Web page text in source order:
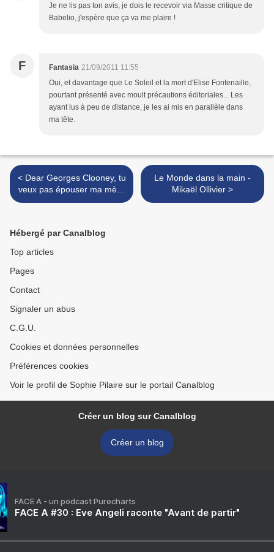
Je ne lis pas ton avis, je dois le recevoir via Masse critique de
Babelio, j'espère que ça va me plaire !
F Fantasia 21/09/2011 11:55
Oui, et davantage que Le Soleil et la mort d'Elise Fontenaille,
pourtant présenté avec moult précautions éditoriales... Les
ayant lus à peu de distance, je les ai mis en parallèle dans
ma tête.
< Dear Georges Clooney, tu
veux pas épouser ma mère
? - Susin Nielsen
Le Monde dans la main -
Mikaël Ollivier >
Hébergé par Canalblog
Top articles
Pages
Contact
Signaler un abus
C.G.U.
Cookies et données personnelles
Préférences cookies
Voir le profil de Sophie Pilaire sur le portail Canalblog
Créer un blog sur Canalblog
Créer un blog
FACE A - un podcast Purecharts
FACE A #30 : Eve Angeli raconte "Avant de partir"